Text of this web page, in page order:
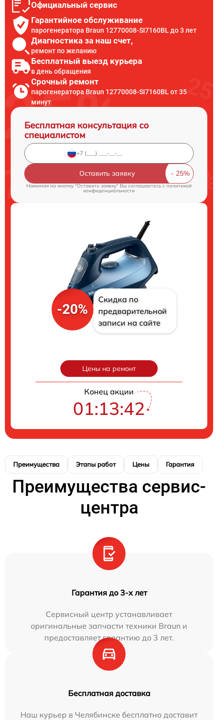
Официальный сервис
Гарантийное обслуживание
парогенератора Braun 12770008-SI7160BL до 3 лет
Диагностика за наш счет,
ремонт по желанию
Бесплатный выезд курьера
в день обращения
Срочный ремонт
парогенератора Braun 12770008-SI7160BL от 35
минут
Бесплатная консультация со
специалистом
Оставить заявку
Нажимая на кнопку "Оставить заявку" Вы соглашаетесь cполитикой
конфиденциальности
-20%
Скидка по
предварительной
записи на сайте
Цены на ремонт
Конец акции
01:13:40
Преимущества Этапы работ Цены Гарантия
Преимущества сервис-
центра
Гарантия до 3-х лет
Сервисный центр устанавливает
оригинальные запчасти техники Braun и
предоставляет гарантию до 3 лет.
Бесплатная доставка
Наш курьер в Челябинске бесплатно доставит